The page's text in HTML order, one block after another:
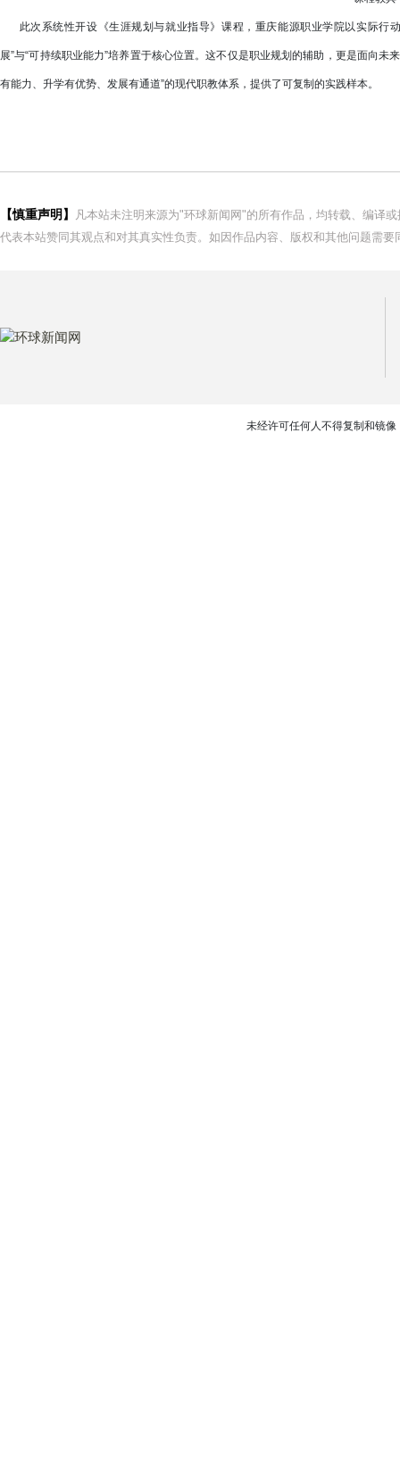
此次系统性开设《生涯规划与就业指导》课程，重庆能源职业学院以实际行
展”与“可持续职业能力”培养置于核心位置。这不仅是职业规划的辅助，更是面向
有能力、升学有优势、发展有通道”的现代职教体系，提供了可复制的实践样本。
【慎重声明】
凡本站未注明来源为"环球新闻网"的所有作品，均转载、编译
代表本站赞同其观点和对其真实性负责。如因作品内容、版权和其他问题需
未经许可任何人不得复制和镜